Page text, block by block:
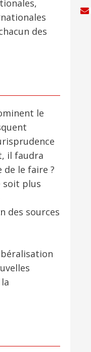
des
le
il faudra
de le faire ?
soit plus
des sources